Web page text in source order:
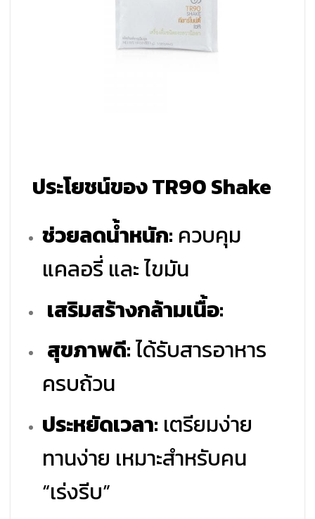
ประโยชน์ของ TR90 Shake
ช่วยลดน้ำหนัก: ควบคุม
แคลอรี่ และ ไขมัน
เสริมสร้างกล้ามเนื้อ:
สุขภาพดี:ได้รับสารอาหาร
ครบถ้วน
ประหยัดเวลา: เตรียมง่าย
ทานง่าย เหมาะสำหรับคน
“เร่งรีบ”